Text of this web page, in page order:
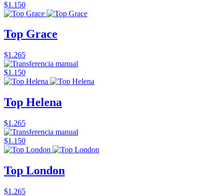
$1.150
Top Grace
$1.265
$1.150
Top Helena
$1.265
$1.150
Top London
$1.265